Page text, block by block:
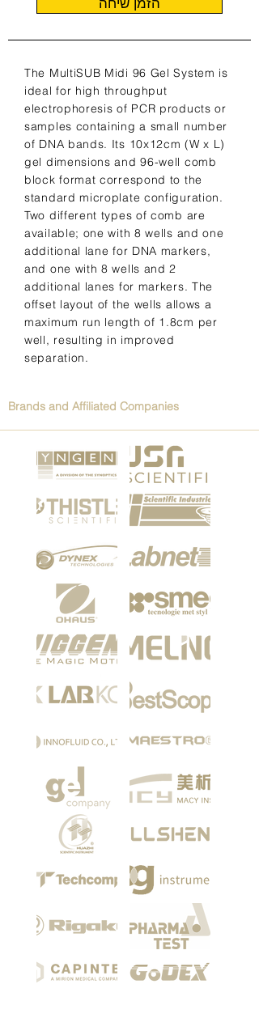
הזמן שיחה
The MultiSUB Midi 96 Gel System is
ideal for high throughput
electrophoresis of PCR products or
samples containing a small number
of DNA bands. Its 10x12cm (W x L)
gel dimensions and 96-well comb
block format correspond to the
standard microplate configuration.
Two different types of comb are
available; one with 8 wells and one
additional lane for DNA markers,
and one with 8 wells and 2
additional lanes for markers. The
offset layout of the wells allows a
maximum run length of 1.8cm per
well, resulting in improved
separation.
Brands and Affiliated Companies